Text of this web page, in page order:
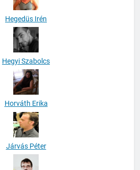
Hegedüs Irén
Hegyi Szabolcs
Horváth Erika
Járvás Péter